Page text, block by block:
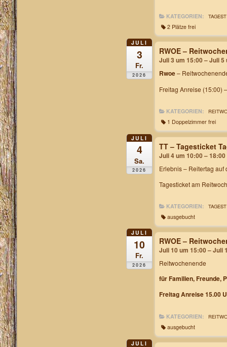
KATEGORIEN:
2 Plätze frei
JULI
3
Fr.
2026
RWOE –
Juli 3 um 15:00 – Juli 5
Rwoe–
Freitag Anreise (15:00)
KATEGORIEN:
1 Doppelzimmer frei
JULI
4
Sa.
2026
TT – Tagesticket
Juli 4 um 10:00 – 18:00
Erlebnis – Reitertag auf
Tagesticket am
KATEGORIEN:
ausgebucht
JULI
10
Fr.
2026
RWOE –
Juli 10 um 15:00 – Juli
Reitwochenende
für Familien, Freunde,
Freitag Anreise 15.00
KATEGORIEN:
ausgebucht
JULI